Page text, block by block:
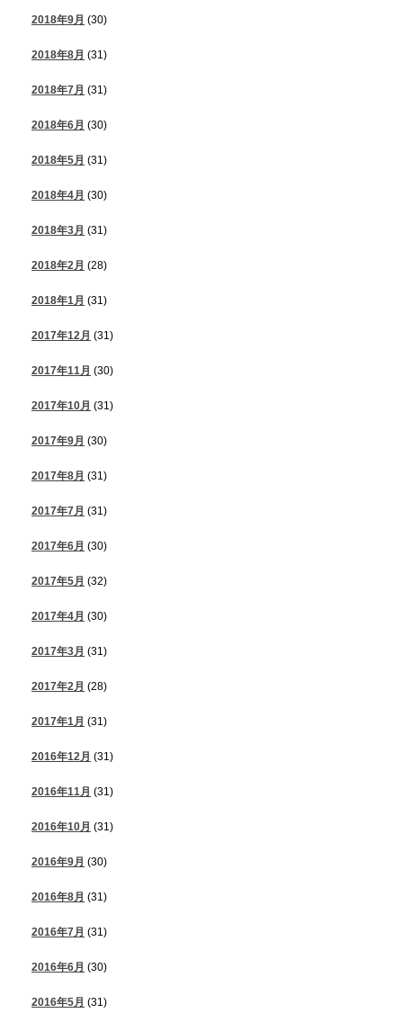
2018年9月 (30)
2018年8月 (31)
2018年7月 (31)
2018年6月 (30)
2018年5月 (31)
2018年4月 (30)
2018年3月 (31)
2018年2月 (28)
2018年1月 (31)
2017年12月 (31)
2017年11月 (30)
2017年10月 (31)
2017年9月 (30)
2017年8月 (31)
2017年7月 (31)
2017年6月 (30)
2017年5月 (32)
2017年4月 (30)
2017年3月 (31)
2017年2月 (28)
2017年1月 (31)
2016年12月 (31)
2016年11月 (31)
2016年10月 (31)
2016年9月 (30)
2016年8月 (31)
2016年7月 (31)
2016年6月 (30)
2016年5月 (31)